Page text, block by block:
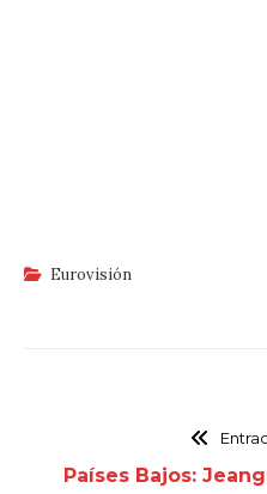
Eurovisión
Países Bajos: